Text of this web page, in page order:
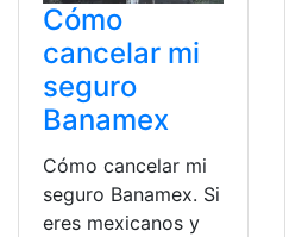
Cómo
cancelar mi
seguro
Banamex
Cómo cancelar mi
seguro Banamex. Si
eres mexicanos y